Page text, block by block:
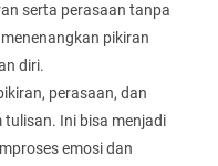
serta perasaan tanpa
pikiran
diri.
perasaan, dan
tulisan. Ini bisa menjadi
emosi dan